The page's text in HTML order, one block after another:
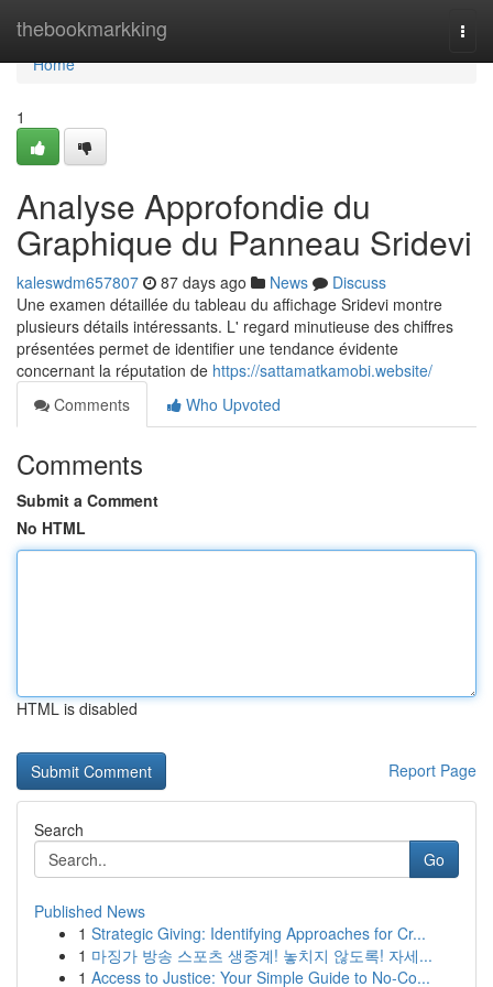
thebookmarkking
Home
Home
1
Analyse Approfondie du
Graphique du Panneau Sridevi
kaleswdm657807 87 days ago News
Discuss
Une examen détaillée du tableau du affichage Sridevi montre
plusieurs détails intéressants. L' regard minutieuse des chiffres
présentées permet de identifier une tendance évidente
concernant la réputation de https://sattamatkamobi.website/
Comments
Who Upvoted
Comments
Submit a Comment
No HTML
HTML is disabled
Report Page
Search
Go
Published News
1 Strategic Giving: Identifying Approaches for Cr...
1 마징가 방송 스포츠 생중계! 놓치지 않도록! 자세...
1 Access to Justice: Your Simple Guide to No-Co...